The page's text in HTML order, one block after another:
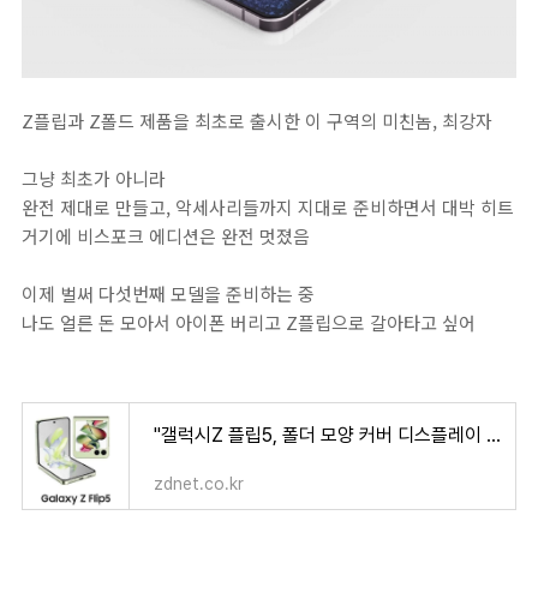
Z플립과 Z폴드 제품을 최초로 출시한 이 구역의 미친놈, 최강자
그냥 최초가 아니라
완전 제대로 만들고, 악세사리들까지 지대로 준비하면서 대박 히트
거기에 비스포크 에디션은 완전 멋졌음
이제 벌써 다섯번째 모델을 준비하는 중
나도 얼른 돈 모아서 아이폰 버리고 Z플립으로 갈아타고 싶어
"갤럭시Z 플립5, 폴더 모양 커버 디스플레이 탑재"
zdnet.co.kr